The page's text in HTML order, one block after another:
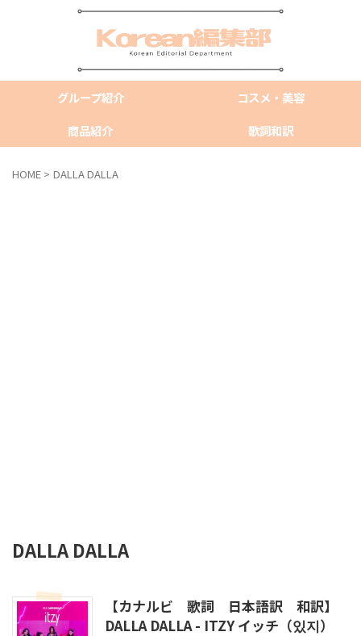
グループ紹介
コスメ・美容
商品紹介
歌詞和訳
HOME > DALLA DALLA
DALLA DALLA
【カナルビ 歌詞 日本語訳 和訳】
DALLA DALLA - ITZY イッチ（있지）